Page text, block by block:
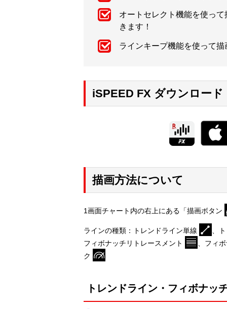
オートセレクト機能を使っ
きます！
ラインキープ機能を使って
iSPEED FX ダウンロード
描画方法について
1画面チャート内の右上にある「描画ボタン
ラインの種類：トレンドライン単線
、
フィボナッチリトレースメント
、フィ
ク
トレンドライン・フィボナッ